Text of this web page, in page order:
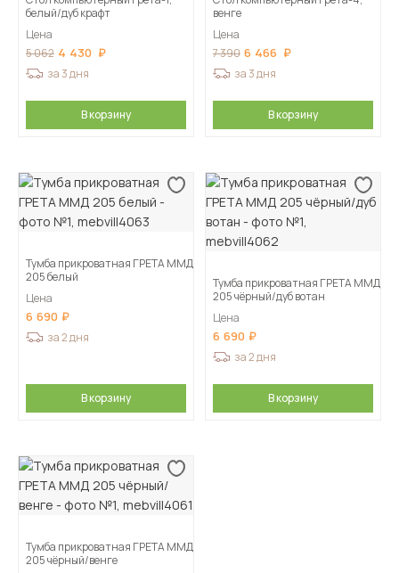
белый/дуб крафт
Цена
5 062 4 430
за 3 дня
В корзину
венге
Цена
7 390 6 466
за 3 дня
В корзину
Тумба прикроватная ГРЕТА ММД
205 белый
Цена
6 690
за 2 дня
В корзину
Тумба прикроватная ГРЕТА ММД
205 чёрный/дуб вотан
Цена
6 690
за 2 дня
В корзину
Тумба прикроватная ГРЕТА ММД
205 чёрный/венге